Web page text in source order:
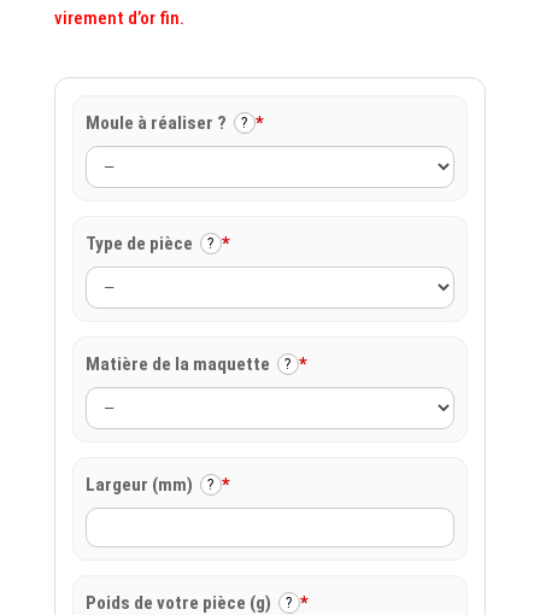
virement d’or fin.
Moule à réaliser ? ? *
Type de pièce ? *
Matière de la maquette ? *
Largeur (mm) ? *
Poids de votre pièce (g) ? *